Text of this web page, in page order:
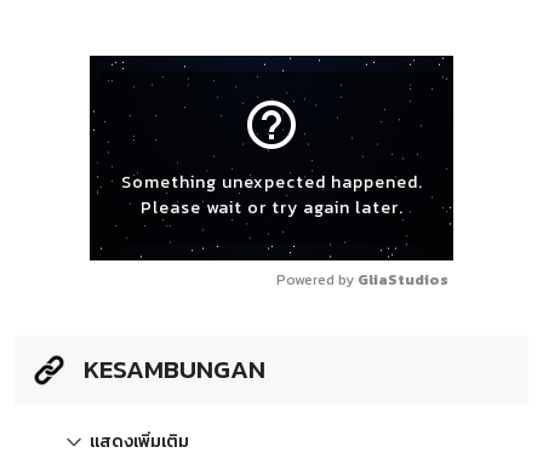
help_outline
Something unexpected happened.
Please wait or try again later.
Powered by GliaStudios
KESAMBUNGAN
แสดงเพิ่มเติม